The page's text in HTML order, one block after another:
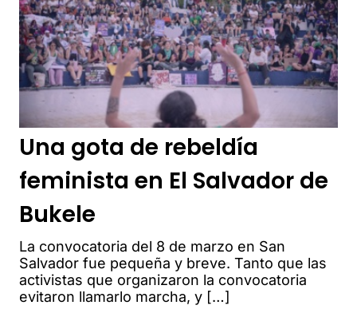
Una gota de rebeldía
feminista en El Salvador de
Bukele
La convocatoria del 8 de marzo en San
Salvador fue pequeña y breve. Tanto que las
activistas que organizaron la convocatoria
evitaron llamarlo marcha, y […]